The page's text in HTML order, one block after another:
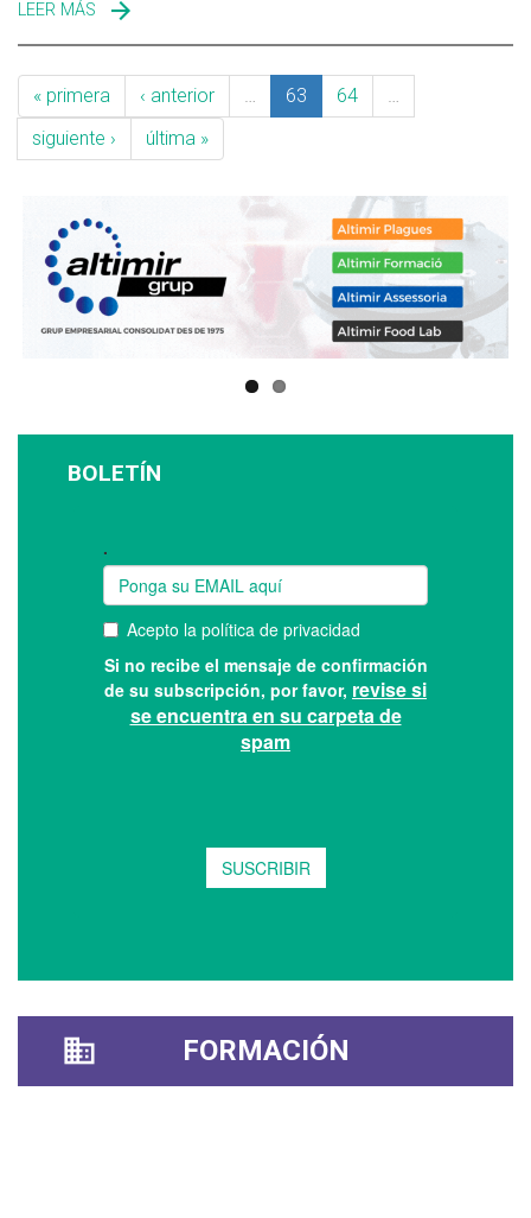
LEER MÁS SOBRE FUMIGADORA SANTA LUCÍA
« primera ‹ anterior … 63 64
…
siguiente ›
última »
BOLETÍN
FORMACIÓN